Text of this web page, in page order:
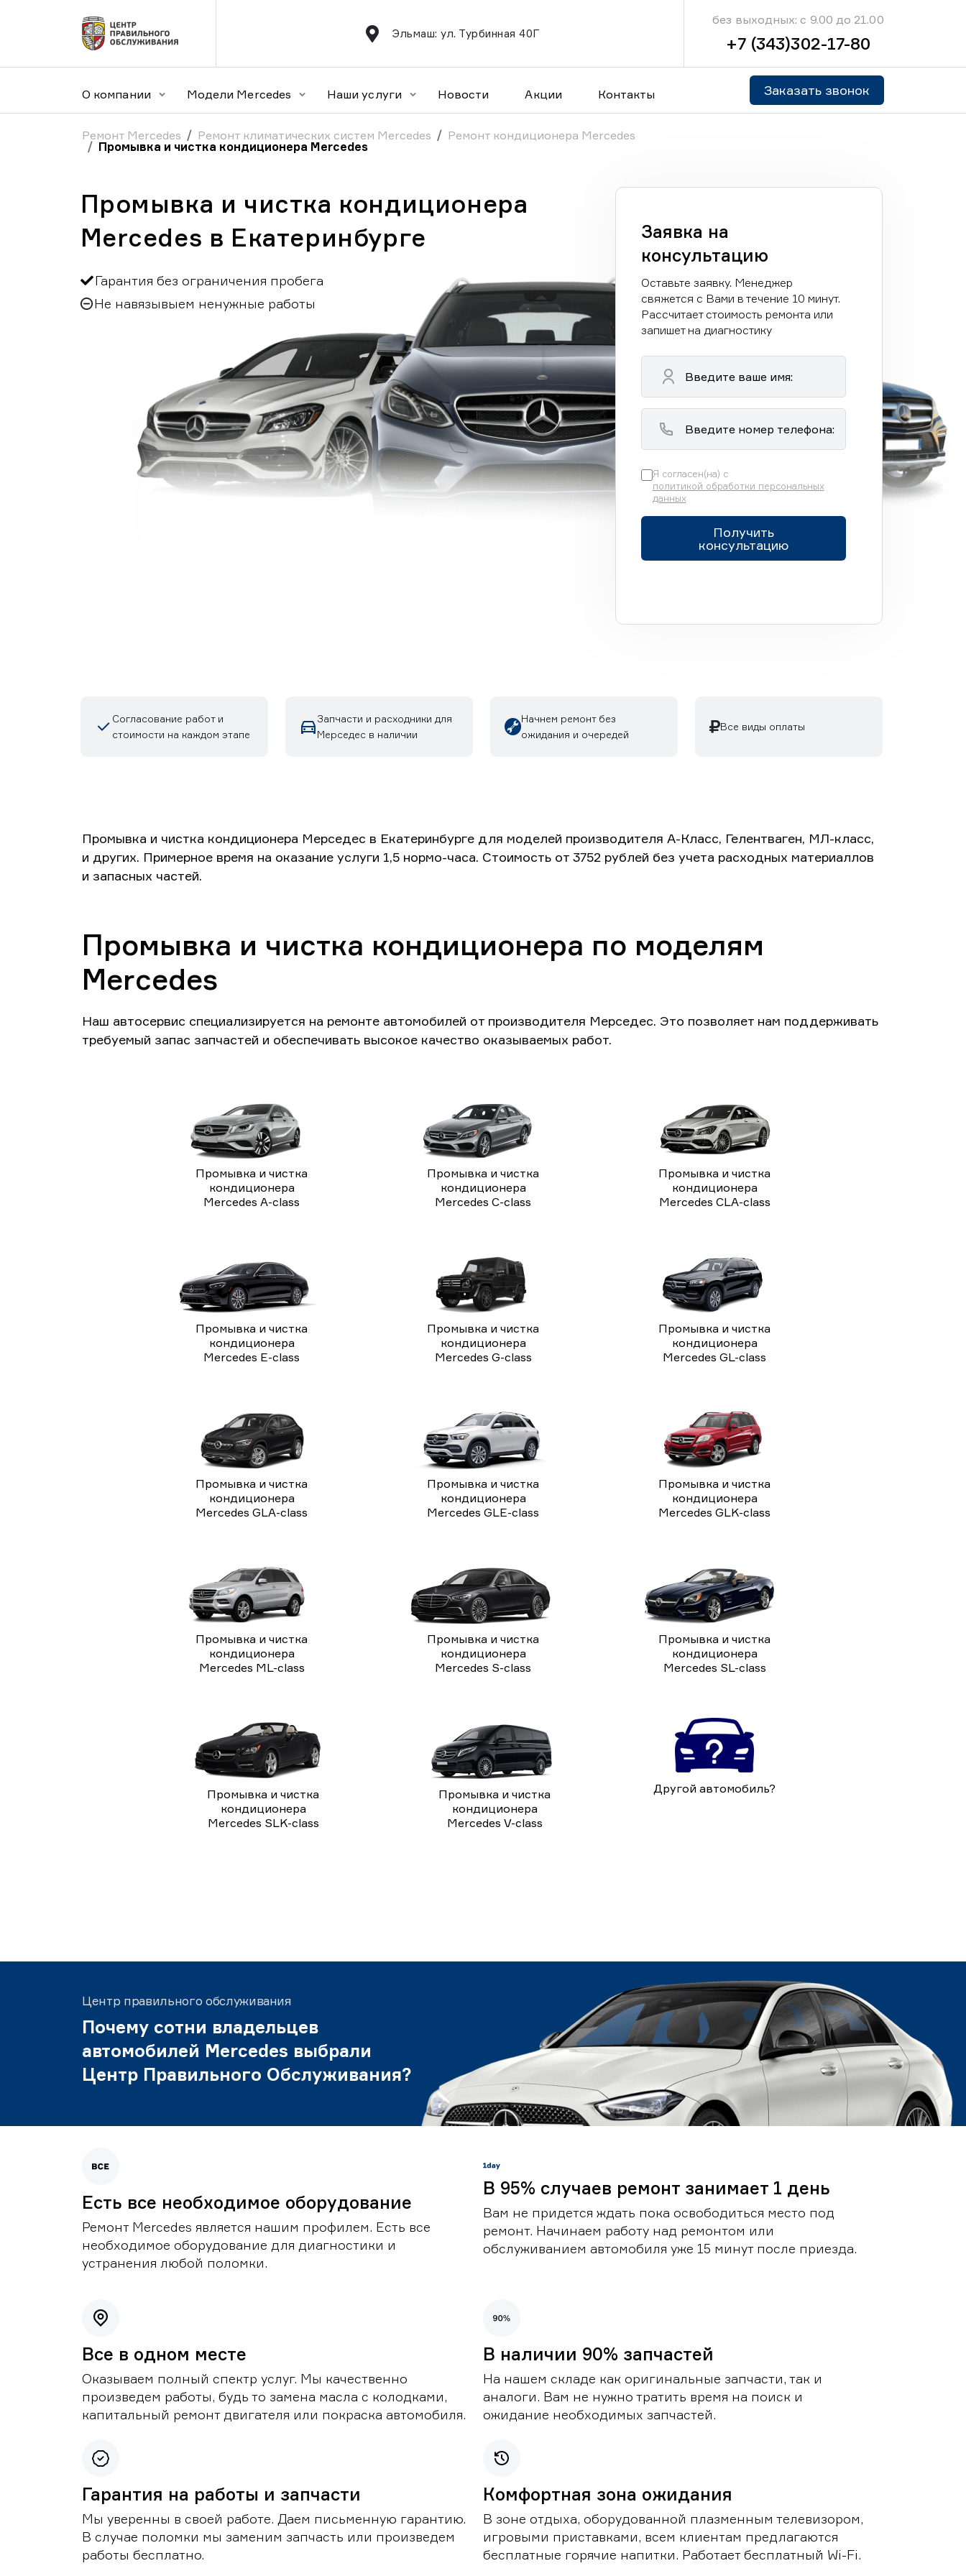
Эльмаш: ул. Турбинная 40Г
без выходных: с 9.00 до 21.00
+7 (343)302-17-80
О компании Модели Mercedes Наши услуги Новости Акции Контакты Заказать звонок
Ремонт Mercedes Ремонт климатических систем Mercedes
Ремонт кондиционера Mercedes
Промывка и чистка кондиционера Mercedes
Промывка и чистка кондиционера
Mercedes в Екатеринбурге
Гарантия без ограничения пробега
Не навязывыем ненужные работы
Заявка на
консультацию
Оставьте заявку. Менеджер
свяжется с Вами в течение 10 минут.
Рассчитает стоимость ремонта или
запишет на диагностику
Я согласен(на) с
политикой обработки персональных
данных
Получить
консультацию
Согласование работ и
стоимости на каждом этапе
Запчасти и расходники для
Мерседес в наличии
Начнем ремонт без
ожидания и очередей
Все виды оплаты
Промывка и чистка кондиционера Мерседес в Екатеринбурге для моделей производителя А-Класс, Гелентваген, МЛ-класс,
и других. Примерное время на оказание услуги 1,5 нормо-часа. Стоимость от 3752 рублей без учета расходных материаллов
и запасных частей.
Промывка и чистка кондиционера по моделям
Mercedes
Наш автосервис специализируется на ремонте автомобилей от производителя Мерседес. Это позволяет нам поддерживать
требуемый запас запчастей и обеспечивать высокое качество оказываемых работ.
Промывка и чистка
кондиционера
Mercedes A-class
Промывка и чистка
кондиционера
Mercedes C-class
Промывка и чистка
кондиционера
Mercedes CLA-class
Промывка и чистка
кондиционера
Mercedes E-class
Промывка и чистка
кондиционера
Mercedes G-class
Промывка и чистка
кондиционера
Mercedes GL-class
Промывка и чистка
кондиционера
Mercedes GLA-class
Промывка и чистка
кондиционера
Mercedes GLE-class
Промывка и чистка
кондиционера
Mercedes GLK-class
Промывка и чистка
кондиционера
Mercedes ML-class
Промывка и чистка
кондиционера
Mercedes S-class
Промывка и чистка
кондиционера
Mercedes SL-class
Промывка и чистка
кондиционера
Mercedes SLK-class
Промывка и чистка
кондиционера
Mercedes V-class
Другой автомобиль?
Центр правильного обслуживания
Почему сотни владельцев
автомобилей Mercedes выбрали
Центр Правильного Обслуживания?
Есть все необходимое оборудование
Ремонт Mercedes является нашим профилем. Есть все
необходимое оборудование для диагностики и
устранения любой поломки.
В 95% случаев ремонт занимает 1 день
Вам не придется ждать пока освободиться место под
ремонт. Начинаем работу над ремонтом или
обслуживанием автомобиля уже 15 минут после приезда.
Все в одном месте
Оказываем полный спектр услуг. Мы качественно
произведем работы, будь то замена масла с колодками,
капитальный ремонт двигателя или покраска автомобиля.
В наличии 90% запчастей
На нашем складе как оригинальные запчасти, так и
аналоги. Вам не нужно тратить время на поиск и
ожидание необходимых запчастей.
Гарантия на работы и запчасти
Мы уверенны в своей работе. Даем письменную гарантию.
В случае поломки мы заменим запчасть или произведем
работы бесплатно.
Комфортная зона ожидания
В зоне отдыха, оборудованной плазменным телевизором,
игровыми приставками, всем клиентам предлагаются
бесплатные горячие напитки. Работает бесплатный Wi-Fi.